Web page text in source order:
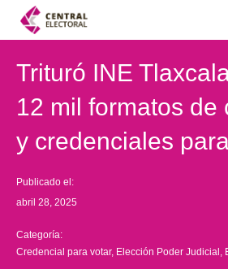
Trituró INE
12 mil formatos de
y credenciales
Publicado el:
abril 28, 2025
Categoría:
Credencial para votar, Elección Poder Judicial